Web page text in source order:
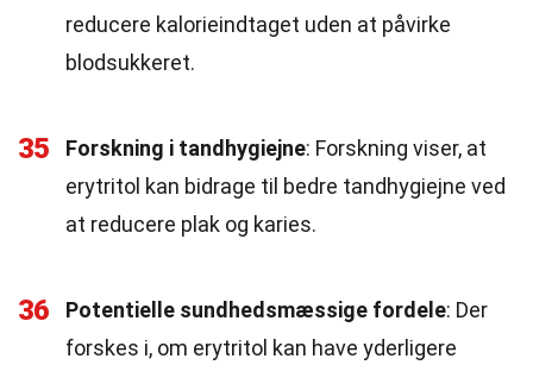
reducere kalorieindtaget uden at påvirke
blodsukkeret.
35 Forskning i tandhygiejne: Forskning viser, at
erytritol kan bidrage til bedre tandhygiejne ved
at reducere plak og karies.
36 Potentielle sundhedsmæssige fordele: Der
forskes i, om erytritol kan have yderligere